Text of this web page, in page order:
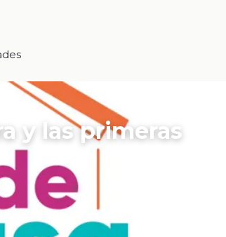
y las primeras